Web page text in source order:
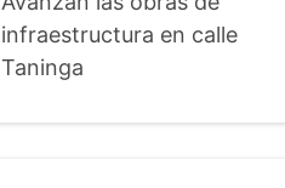
infraestructura en calle
Taninga